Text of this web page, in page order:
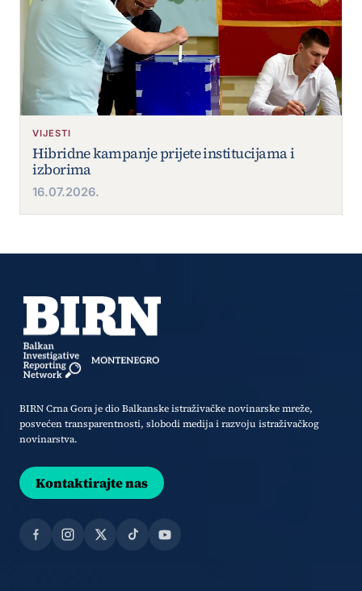
VIJESTI
Hibridne kampanje prijete institucijama i
izborima
16.07.2026.
BIRN Crna Gora je dio Balkanske istraživačke novinarske mreže,
posvećen transparentnosti, slobodi medija i razvoju istraživačkog
novinarstva.
Kontaktirajte nas
Facebook
Instagram
X TikTokYouTube